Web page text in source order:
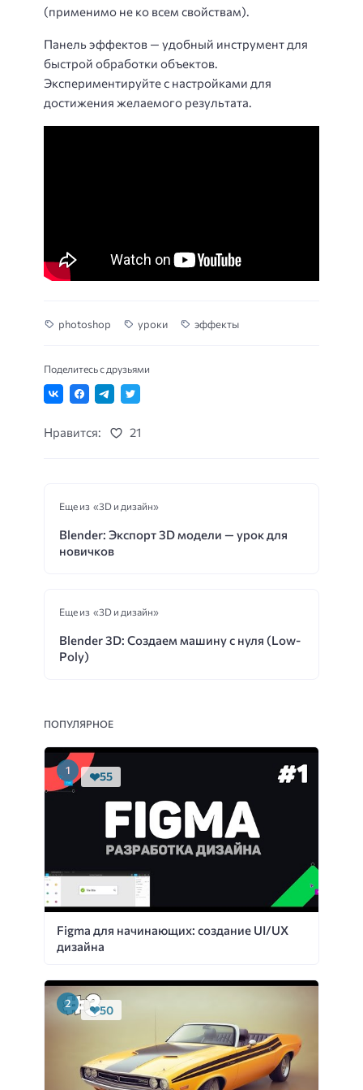
(применимо не ко всем свойствам).
Панель эффектов — удобный инструмент для
быстрой обработки объектов.
Экспериментируйте с настройками для
достижения желаемого результата.
photoshop уроки эффекты
Поделитесь с друзьями
Нравится: 21
Еще из «3D и дизайн»
Blender: Экспорт 3D модели — урок для
новичков
Еще из «3D и дизайн»
Blender 3D: Создаем машину с нуля (Low-
Poly)
ПОПУЛЯРНОЕ
Figma для начинающих: создание UI/UX
дизайна
55
50